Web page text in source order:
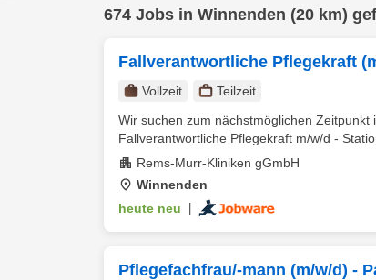
674 Jobs in Winnenden (20 km)
Fallverantwortliche Pflegekraft
Vollzeit
Teilzeit
Wir suchen zum nächstmöglichen
Fallverantwortliche Pflegekraft m/w/d -
Rems-Murr-Kliniken gGmbH
Winnenden
heute neu
Pflegefachfrau/-mann (m/w/d) -